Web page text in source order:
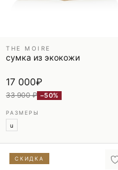
THE MOIRE
сумка из экокожи
17 000₽
33 900 ₽ −50%
РАЗМЕРЫ
u
СКИДКА